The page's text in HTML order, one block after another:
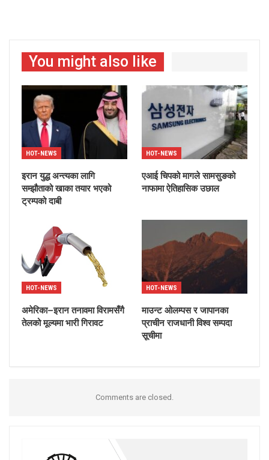
You might also like
HOT-NEWS
इरान युद्ध अन्त्यका लागि
सम्झौताको खाका तयार भएको
ट्रम्पको दाबी
HOT-NEWS
एआई चिपको मागले सामसुङको
नाफामा ऐतिहासिक उछाल
HOT-NEWS
अमेरिका–इरान तनावमा विरामसँगै
तेलको मूल्यमा भारी गिरावट
HOT-NEWS
माउन्ट ओलम्पस र जापानका
प्राचीन राजधानी विश्व सम्पदा
सूचीमा
Comments are closed.